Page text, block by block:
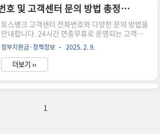
전화번호, 송금 시 필요한 은행 코드번호(092), 계
좌 개설 및 상담 방법까지 한눈에 정리했습니다.24
시간 운영되는 고객센터 정보를 확인하세요.토스
뱅크 고객센터 번호 문의 유형전화번호국내에서 문
의1661-7654해외에서 문의+82-2-6975-9000토
스뱅크 송금 시 필요한 번호 (은행 코드번호)토스뱅
크..
토스뱅크 전화번호 및 고객센터 문의 방법 총정리! (24시간 상담 가능)
토스뱅크 고객센터 전화번호와 다양한 문의 방법을
안내합니다. 24시간 연중무휴로 운영되는 고객센
터를 통해 궁금한 점이나 문제를 신속하게 해결해
보세요 시간이 없으신 분들은 아래 버튼으로 확인
하세요! 토스뱅크 공식 사이트 바로가기!👆 ▼ 자세
한 정보는 아래에서 계속 이어집니다! ▼ 토스뱅크
간 연중무휴로 운영되며, 전화 상담뿐만 아니라 앱
정부지원금·정책정보 2025. 2. 9.
더보기 ››
1